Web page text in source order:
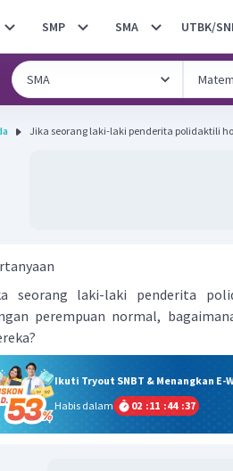
SMP SMA UTBK/
Jika seorang laki-laki penderita polidaktili
seorang laki-laki penderita
perempuan normal,
Ikuti Tryout SNBT & Menangkan E-
Habis dalam
02 :11 :44 :37